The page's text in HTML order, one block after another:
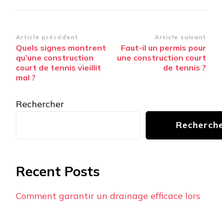
Navigation
d’article
Article précédent
Quels signes montrent
qu’une construction
court de tennis vieillit
mal ?
Article suivant
Faut-il un permis pour
une construction court
de tennis ?
Rechercher
Recent Posts
Comment garantir un drainage efficace lors